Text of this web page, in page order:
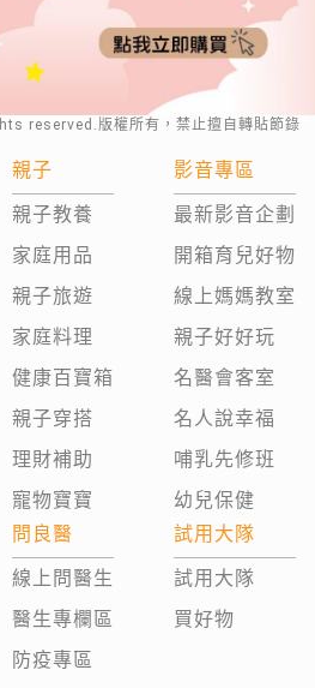
reserved.版權所有，禁止擅自轉貼節錄
親子
親子教養
家庭用品
親子旅遊
家庭料理
健康百寶箱
親子穿搭
理財補助
寵物寶寶
問良醫
線上問醫生
醫生專欄區
防疫專區
影音專區
最新影音企劃
開箱育兒好物
線上媽媽教室
親子好好玩
名醫會客室
名人說幸福
哺乳先修班
幼兒保健
試用大隊
試用大隊
買好物